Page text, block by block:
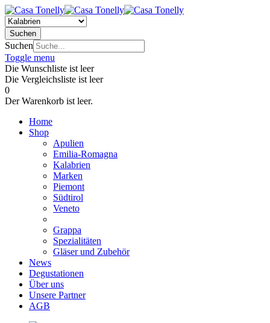
Suchen
Suchen
Toggle menu
Die Wunschliste ist leer
Die Vergleichsliste ist leer
0
Der Warenkorb ist leer.
Home
Shop
Apulien
Emilia-Romagna
Kalabrien
Marken
Piemont
Südtirol
Veneto
Grappa
Spezialitäten
Gläser und Zubehör
News
Degustationen
Über uns
Unsere Partner
AGB